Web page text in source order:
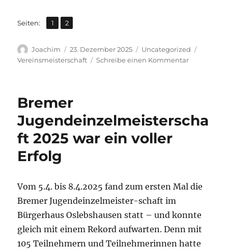
Seiten: Seite
1 ,
Seite
2
Autor
Joachim
Veröffentlicht
am
23. Dezember 2025 Kategorien
Uncategorized
Vereinsmeisterschaft
Schreibe einen Kommentarzu
Bremer
Jugendeinzelmeisterscha
ft 2025 war ein voller
Erfolg
Vom 5.4. bis 8.4.2025 fand zum ersten Mal die
Bremer Jugendeinzelmeister-schaft im
Bürgerhaus Oslebshausen statt – und konnte
gleich mit einem Rekord aufwarten. Denn mit
105 Teilnehmern und Teilnehmerinnen hatte